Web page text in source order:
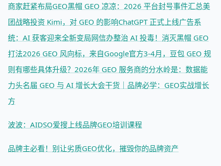
商家赶紧布局GEO黑帽 GEO 凉凉：2026 平台封号事件汇总美
团战略投资 Kimi，对 GEO 的影响ChatGPT 正式上线广告系
统：AI 获客迎来全新变局网信办整治 AI 投毒！消灭黑帽 GEO
打法2026 GEO 风向标，来自Google官方3-4月，豆包 GEO 规
则有哪些具体升级？ 2026年 GEO 服务商的分水岭是：数据能
力头名届 GEO 与 AI 增长大会干货｜品牌必学：GEO实战增长
方
波波：AIDSO爱搜上线品牌GEO培训课程
品牌主必看！别让劣质GEO优化，摧毁你的品牌资产